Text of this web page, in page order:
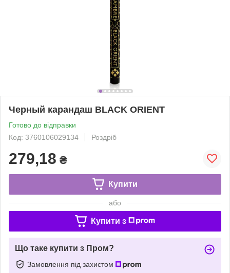
Черный карандаш BLACK ORIENT
Готово до відправки
Код: 3760106029134
Роздріб
279,18 ₴
Купити
або
Купити з
Що таке купити з Пром?
Замовлення під захистом